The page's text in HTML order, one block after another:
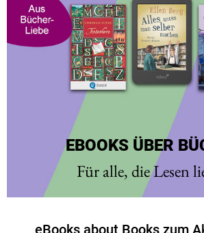
EBOOKS ÜBER
Für alle, die Lesen
eBooks about Books zum